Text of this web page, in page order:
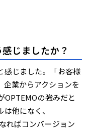
じましたか？
感じました。「お客様
業からアクションを
OPTEMOの強みだと
他になく、
ればコンバージョン